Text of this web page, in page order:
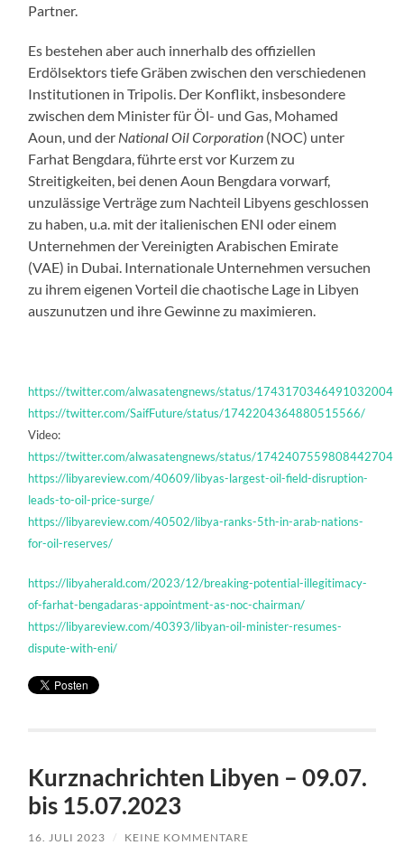
Partner.
Es bestehen aber auch innerhalb des offiziellen
Erdölsektors tiefe Gräben zwischen den verschiedenen
Institutionen in Tripolis. Der Konflikt, insbesondere
zwischen dem Minister für Öl- und Gas, Mohamed
Aoun, und der National Oil Corporation (NOC) unter
Farhat Bengdara, führte erst vor Kurzem zu
Streitigkeiten, bei denen Aoun Bengdara vorwarf,
unzulässige Verträge zum Nachteil Libyens geschlossen
zu haben, u.a. mit der italienischen ENI oder einem
Unternehmen der Vereinigten Arabischen Emirate
(VAE) in Dubai. Internationale Unternehmen versuchen
zu ihrem eigenen Vorteil die chaotische Lage in Libyen
auszunutzen und ihre Gewinne zu maximieren.
https://twitter.com/alwasatengnews/status/1743170346491032004
https://twitter.com/SaifFuture/status/1742204364880515566/
Video:
https://twitter.com/alwasatengnews/status/1742407559808442704
https://libyareview.com/40609/libyas-largest-oil-field-disruption-
leads-to-oil-price-surge/
https://libyareview.com/40502/libya-ranks-5th-in-arab-nations-
for-oil-reserves/
https://libyaherald.com/2023/12/breaking-potential-illegitimacy-
of-farhat-bengadaras-appointment-as-noc-chairman/
https://libyareview.com/40393/libyan-oil-minister-resumes-
dispute-with-eni/
Kurznachrichten Libyen – 09.07.
bis 15.07.2023
16. JULI 2023 / KEINE KOMMENTARE